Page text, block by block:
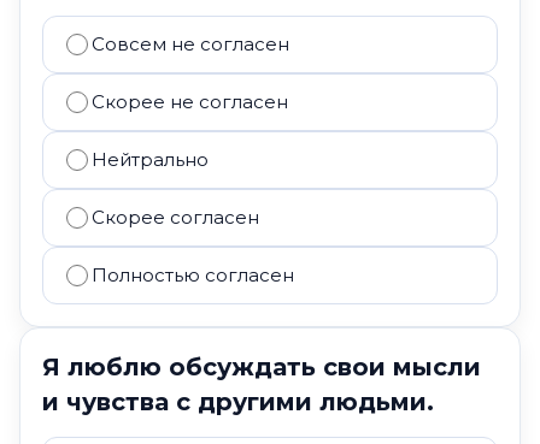
Совсем не согласен
Скорее не согласен
Нейтрально
Скорее согласен
Полностью согласен
Я люблю обсуждать свои мысли
и чувства с другими людьми.